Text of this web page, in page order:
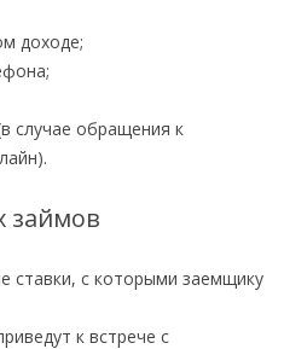
доходе;
случае обращения к
займов
ставки, с которыми заемщику
к встрече с